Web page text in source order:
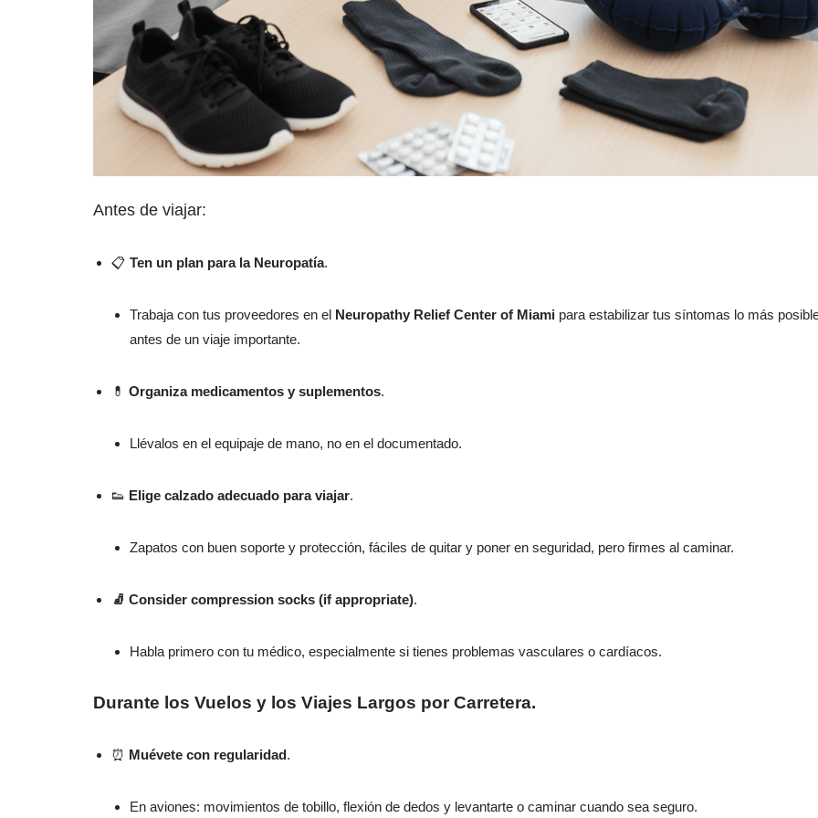
Antes de viajar:
📋 Ten un plan para la Neuropatía.
Trabaja con tus proveedores en el Neuropathy Relief Center of Miami para estabilizar tus síntomas lo más
antes de un viaje importante.
💊 Organiza medicamentos y suplementos.
Llévalos en el equipaje de mano, no en el documentado.
👟 Elige calzado adecuado para viajar.
Zapatos con buen soporte y protección, fáciles de quitar y poner en seguridad, pero firmes al caminar.
🧦 Consider compression socks (if appropriate).
Habla primero con tu médico, especialmente si tienes problemas vasculares o cardíacos.
Durante los Vuelos y los Viajes Largos por Carretera.
⏰ Muévete con regularidad.
En aviones: movimientos de tobillo, flexión de dedos y levantarte o caminar cuando sea seguro.